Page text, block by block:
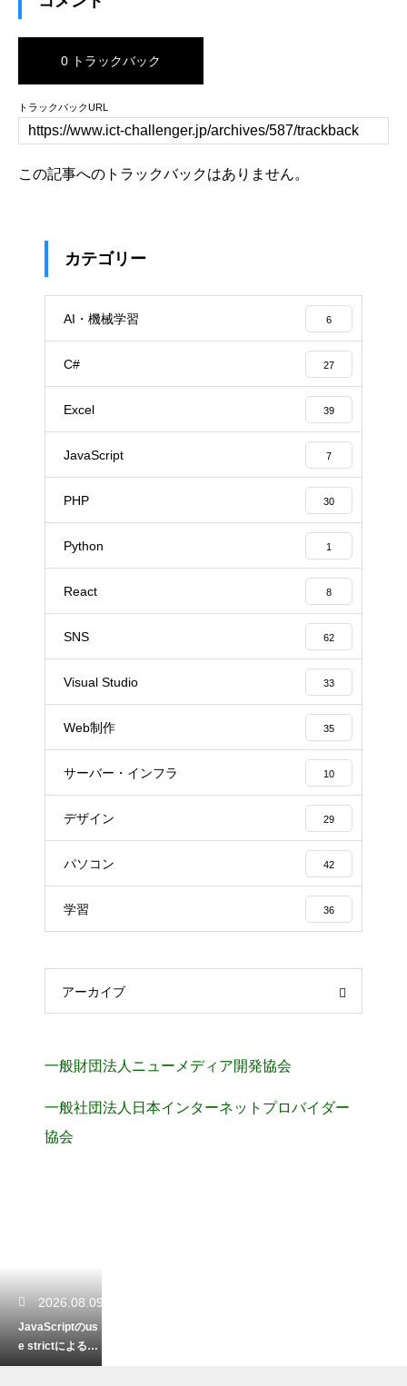
0 トラックバック
トラックバックURL
この記事へのトラックバックはありません。
カテゴリー
AI・機械学習 6
C# 27
Excel 39
JavaScript 7
PHP 30
Python 1
React 8
SNS 62
Visual Studio 33
Web制作 35
サーバー・インフラ 10
デザイン 29
パソコン 42
学習 36
アーカイブ
一般財団法人ニューメディア開発協会
一般社団法人日本インターネットプロバイダー
協会
2026.08.09
JavaScriptのus
e strictによるstr
ictモードのメリ